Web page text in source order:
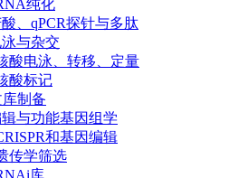
纯化
、qPCR探针与多肽
与杂交
酸电泳、转移、定量
酸标记
制备
与功能基因组学
和基因编辑
传学筛选
库